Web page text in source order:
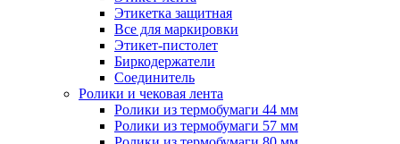
Этикетка защитная
Все для маркировки
Этикет-пистолет
Биркодержатели
Соединитель
Ролики и чековая лента
Ролики из термобумаги 44 мм
Ролики из термобумаги 57 мм